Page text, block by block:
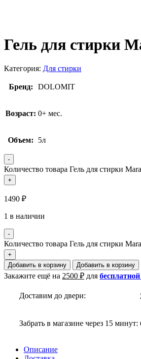
Гель для стирки
Категория: Для стирки
Бренд: DOLOMIT
Возраст: 0+ мес.
Объем: 5л
-
Количество товара Гель для стирки
+
1490 ₽
1 в наличии
-
Количество товара Гель для стирки
+
Добавить в корзину
Добавить в корзину
Закажите ещё на 2500 ₽ для
Доставим до двери:
Забрать в магазине через 15 минут:
Описание